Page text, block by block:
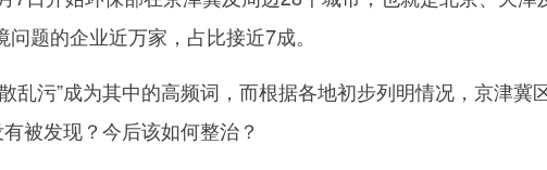
题的企业近万家，占比接近7成。
污”成为其中的高频词，而根据各地初步列明情况，京津冀
被发现？今后该如何整治？